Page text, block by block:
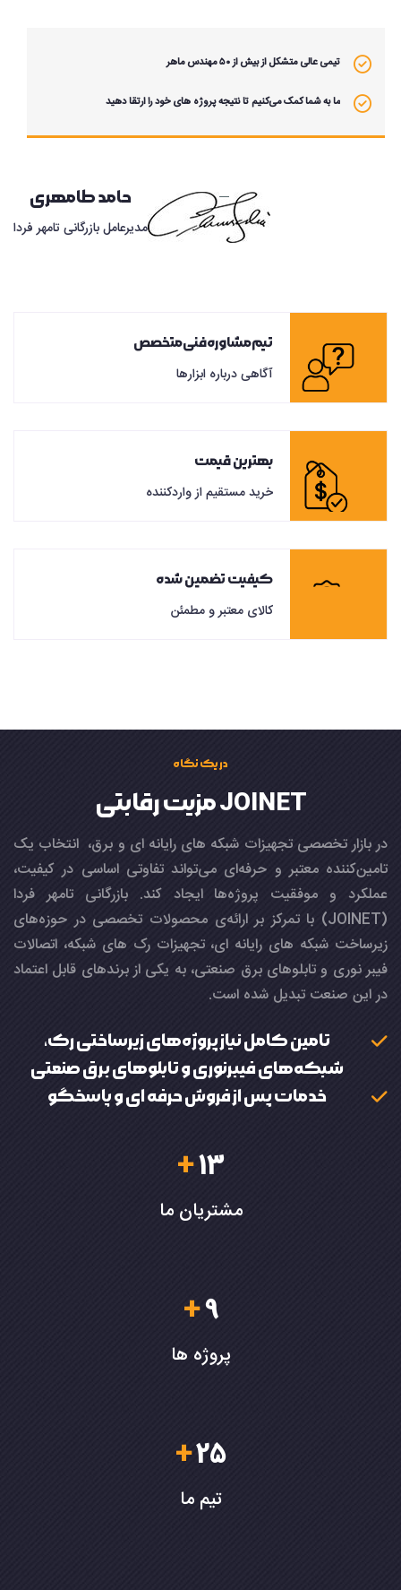
تیمی عالی متشکل از بیش از ۵۰ مهندس ماهر
ما به شما کمک می‌کنیم تا نتیجه پروژه های خود را ارتقا دهید
حامد طامهری
مدیرعامل بازرگانی تامهر فردا
تیم‌مشاوره‌فنی‌متخصص
آگاهی درباره ابزارها
بهترین قیمت
خرید مستقیم از واردکننده
کیفیت تضمین شده
کالای معتبر و مطمئن
در یک نگاه
JOINET مزیت رقابتی
در بازار تخصصی تجهیزات شبکه های رایانه ای و برق، انتخاب یک
تامین‌کننده معتبر و حرفه‌ای می‌تواند تفاوتی اساسی در کیفیت،
عملکرد و موفقیت پروژه‌ها ایجاد کند. بازرگانی تامهر فردا
(JOINET) با تمرکز بر ارائه‌ی محصولات تخصصی در حوزه‌های
زیرساخت شبکه های رایانه ای، تجهیزات رک های شبکه، اتصالات
فیبر نوری و تابلوهای برق صنعتی، به یکی از برندهای قابل اعتماد
در این صنعت تبدیل شده است.
تامین کامل نیاز پروژه‌های زیرساختی رک،
شبکه‌های فیبرنوری و تابلوهای برق صنعتی
خدمات پس از فروش حرفه ای و پاسخگو
13
+
مشتریان ما
9
+
پروژه ها
25
+
تیم ما